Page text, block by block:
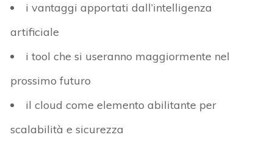
i vantaggi apportati dall’intelligenza
artificiale
i tool che si useranno maggiormente nel
prossimo futuro
il cloud come elemento abilitante per
scalabilità e sicurezza